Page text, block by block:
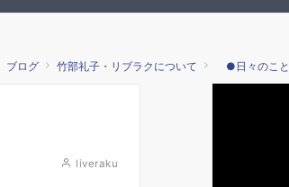
ブログ 竹部礼子・リブラクについて ●日々のこと
liveraku